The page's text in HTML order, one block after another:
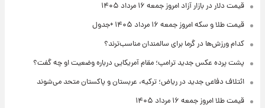
قیمت دلار در بازار آزاد امروز جمعه ۱۶ مرداد ۱۴۰۵
قیمت طلا و سکه امروز جمعه ۱۶ مرداد ۱۴۰۵ +جدول
کدام ورزش‌ها در گرما برای سالمندان مناسب‌ترند؟
پشت پرده عکس جدید ترامپ؛ مقام آمریکایی درباره وضعیت او چه گفت؟
ائتلاف دفاعی جدید در ریاض؛ ترکیه، عربستان و پاکستان متحد می‌شوند
قیمت طلا امروز جمعه ۱۶ مرداد ۱۴۰۵